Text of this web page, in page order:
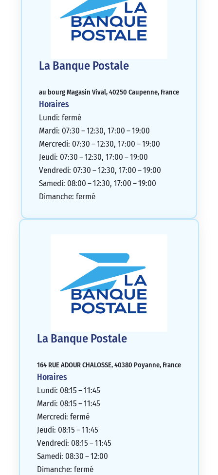
La Banque Postale
au bourg Magasin Vival, 40250 Caupenne, France
Horaires
Lundi: fermé
Mardi: 07:30 – 12:30, 17:00 – 19:00
Mercredi: 07:30 – 12:30, 17:00 – 19:00
Jeudi: 07:30 – 12:30, 17:00 – 19:00
Vendredi: 07:30 – 12:30, 17:00 – 19:00
Samedi: 08:00 – 12:30, 17:00 – 19:00
Dimanche: fermé
La Banque Postale
164 RUE ADOUR CHALOSSE, 40380 Poyanne, France
Horaires
Lundi: 08:15 – 11:45
Mardi: 08:15 – 11:45
Mercredi: fermé
Jeudi: 08:15 – 11:45
Vendredi: 08:15 – 11:45
Samedi: 08:30 – 12:00
Dimanche: fermé